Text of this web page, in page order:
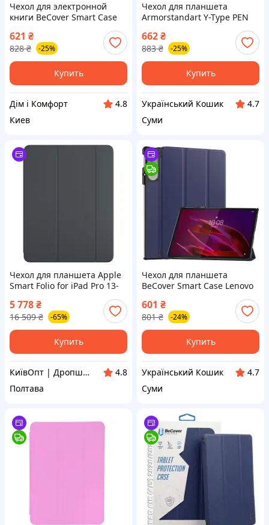
Чехол для электронной
книги BeCover Smart Case
PocketBook 629 Verse / 634
Verse Pro 6" Time To Travel
(710982)
621 ₴
828 ₴ -25%
Купить
Дім і Комфорт
4.8
Киев
Чехол для планшета
Armorstandart Y-Type PEN
(ARM89520)
662₴
883 ₴ -25%
Купить
Український Кошик
4.7
Суми
Чехол для планшета Apple
Smart Folio for iPad Pro 13-
(MWK33ZM/A)- (Мрія)
5 778₴
16 509 ₴ -65%
Купить
КиївОпт | Дропшип, Опт, Роздріб
4.8
Полтава
Чехол для планшета
BeCover Smart Case Lenovo
Yoga Tab 11 2025 (11.1") TB-
710FU Deep Blue (715093)
601 ₴
801 ₴ -24%
Купить
Український Кошик
4.7
Суми